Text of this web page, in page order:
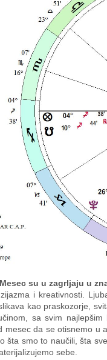
su u zagrljaju u
i kreativnosti.
kao praskozorje,
sa svim
mesec da se otisnemo u
šta smo to naučili, šta
sebe.